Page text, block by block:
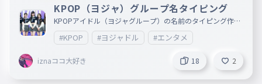
KPOP（ヨジャ）グループ名タイピング
KPOPアイドル（ヨジャグループ）の名前のタイピング作っ
てみた〜 俺の推しグループは、izna、BABYMONSTER、He
arts2Hearts、TWICE、ITZY
#KPOP #ヨジャドル #エンタメ
iznaココ大好き 18 2